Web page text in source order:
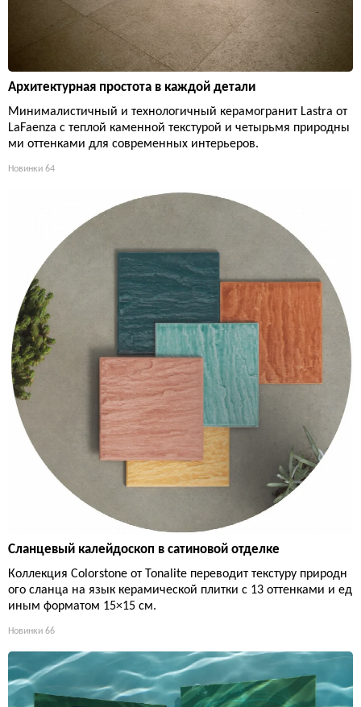
Архитектурная простота в каждой детали
Минималистичный и технологичный керамогранит Lastra от
LaFaenza с теплой каменной текстурой и четырьмя природны
ми оттенками для современных интерьеров.
Новинки 64
Сланцевый калейдоскоп в сатиновой отделке
Коллекция Colorstone от Tonalite переводит текстуру природн
ого сланца на язык керамической плитки с 13 оттенками и ед
иным форматом 15×15 см.
Новинки 66